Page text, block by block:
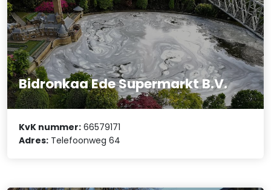
Bidronkaa Ede Supermarkt B.V.
KvK nummer: 66579171
Adres: Telefoonweg 64